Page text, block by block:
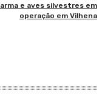
arma e aves silvestres em
operação em Vilhena